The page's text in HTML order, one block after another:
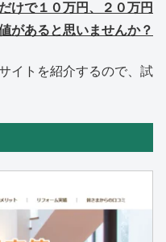
けで１０万円、２０万円
があると思いませんか？
イトを紹介するので、試